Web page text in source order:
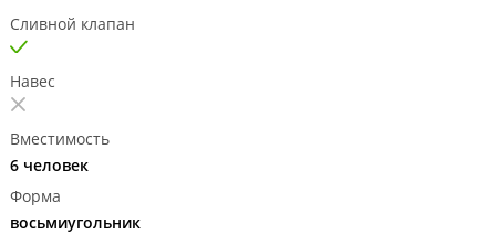
Сливной клапан
Навес
Вместимость
6 человек
Форма
восьмиугольник